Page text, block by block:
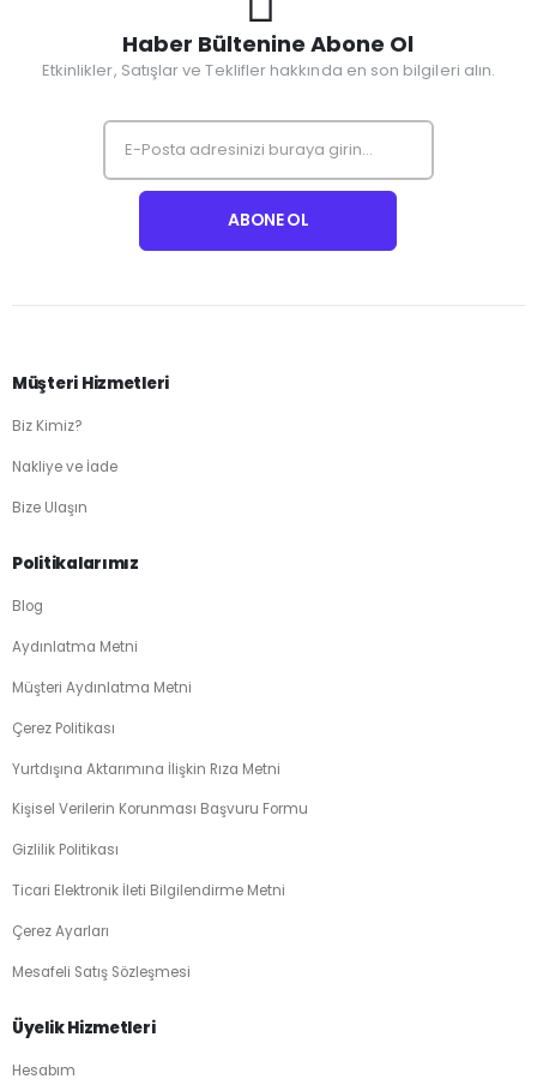
Haber Bültenine Abone Ol
Etkinlikler, Satışlar ve Teklifler hakkında en son bilgileri alın.
Müşteri Hizmetleri
Biz Kimiz?
Nakliye ve İade
Bize Ulaşın
Politikalarımız
Blog
Aydınlatma Metni
Müşteri Aydınlatma Metni
Çerez Politikası
Yurtdışına Aktarımına İlişkin Rıza Metni
Kişisel Verilerin Korunması Başvuru Formu
Gizlilik Politikası
Ticari Elektronik İleti Bilgilendirme Metni
Çerez Ayarları
Mesafeli Satış Sözleşmesi
Üyelik Hizmetleri
Hesabım